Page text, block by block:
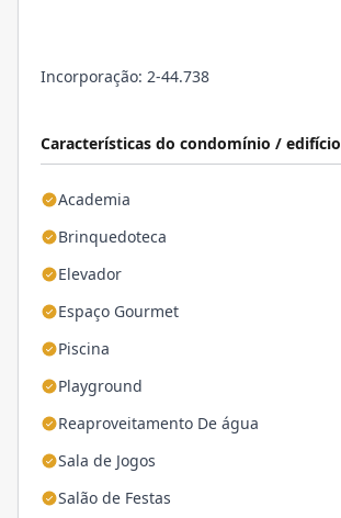
Características do condomínio / edifício
Academia
Brinquedoteca
Elevador
Espaço Gourmet
Piscina
Playground
Reaproveitamento De água
Sala de Jogos
Salão de Festas
Incorporação: 2-44.738